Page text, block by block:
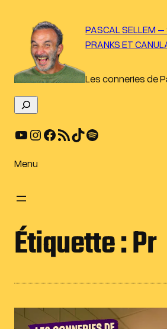
contenu
PASCAL SELLEM –
PRANKS ET
Les conneries de
e
c
e
YouTube Instagram Facebook Flux RSS TikTok Spotify
Menu
Étiquette :Pr